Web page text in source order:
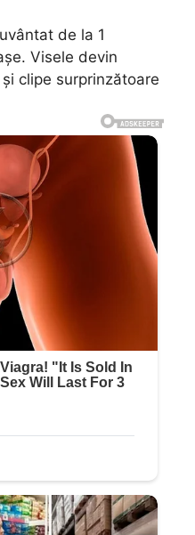
de la 1
Visele devin
clipe surprinzătoare